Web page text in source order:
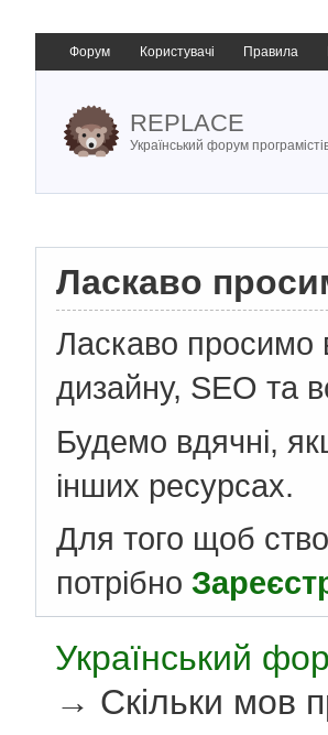
Форум Користувачі Правила
REPLACE
Український форум
Ласкаво
Ласкаво просимо
дизайну, SEO та
Будемо вдячні,
інших ресурсах.
Для того щоб
потрібно
Український
→ Скільки мов